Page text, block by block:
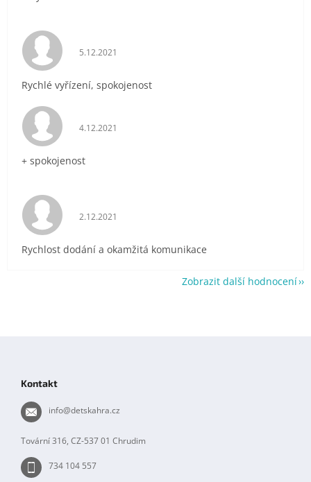
Hodnocení obchodu je 5 z 5 hvězdiček.
5.12.2021
Rychlé vyřízení, spokojenost
Hodnocení obchodu je 5 z 5 hvězdiček.
4.12.2021
+ spokojenost
Hodnocení obchodu je 5 z 5 hvězdiček.
2.12.2021
Rychlost dodání a okamžitá komunikace
Zobrazit další hodnocení
Kontakt
info@detskahra.cz
Tovární 316, CZ-537 01 Chrudim
734 104 557